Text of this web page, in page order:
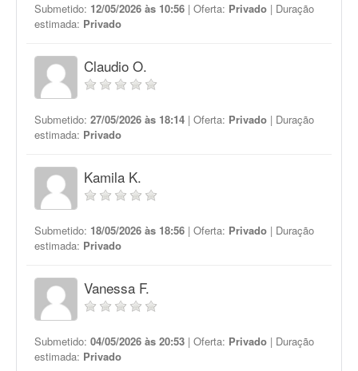
Submetido: 12/05/2026 às 10:56 | Oferta: Privado | Duração
estimada: Privado
Claudio O.
Submetido: 27/05/2026 às 18:14 | Oferta: Privado | Duração
estimada: Privado
Kamila K.
Submetido: 18/05/2026 às 18:56 | Oferta: Privado | Duração
estimada: Privado
Vanessa F.
Submetido: 04/05/2026 às 20:53 | Oferta: Privado | Duração
estimada: Privado